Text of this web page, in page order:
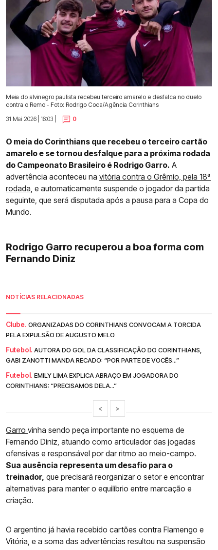
Meia do alvinegro paulista recebeu terceiro amarelo e desfalca no duelo
contra o Remo - Foto: Rodrigo Coca/Agência Corinthians
31 Mai 2026 | 16:03 |
0
O meia do Corinthians que recebeu o terceiro cartão
amarelo e se tornou desfalque para a próxima rodada
do Campeonato Brasileiro é Rodrigo Garro. A
advertência aconteceu na vitória contra o Grêmio, pela 18ª
rodada, e automaticamente suspende o jogador da partida
seguinte, que será disputada após a pausa para a Copa do
Mundo.
Rodrigo Garro recuperou a boa forma com
Fernando Diniz
NOTÍCIAS RELACIONADAS
Clube. ORGANIZADAS DO CORINTHIANS CONVOCAM A TORCIDA
PELA EXPULSÃO DE AUGUSTO MELO
Futebol. AUTORA DO GOL DA CLASSIFICAÇÃO DO CORINTHIANS,
GABI ZANOTTI MANDA RECADO: “POR PARTE DE VOCÊS...”
Futebol. EMILY LIMA EXPLICA ABRAÇO EM JOGADORA DO
CORINTHIANS: “PRECISAMOS DELA...”
< >
Garro vinha sendo peça importante no esquema de
Fernando Diniz, atuando como articulador das jogadas
ofensivas e responsável por dar ritmo ao meio-campo.
Sua ausência representa um desafio para o
treinador, que precisará reorganizar o setor e encontrar
alternativas para manter o equilíbrio entre marcação e
criação.
O argentino já havia recebido cartões contra Flamengo e
Vitória, e a soma das advertências resultou na suspensão